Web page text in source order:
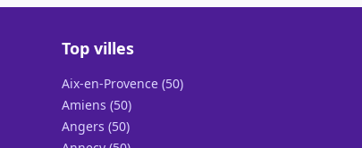
Top villes
Aix-en-Provence (50)
Amiens (50)
Angers (50)